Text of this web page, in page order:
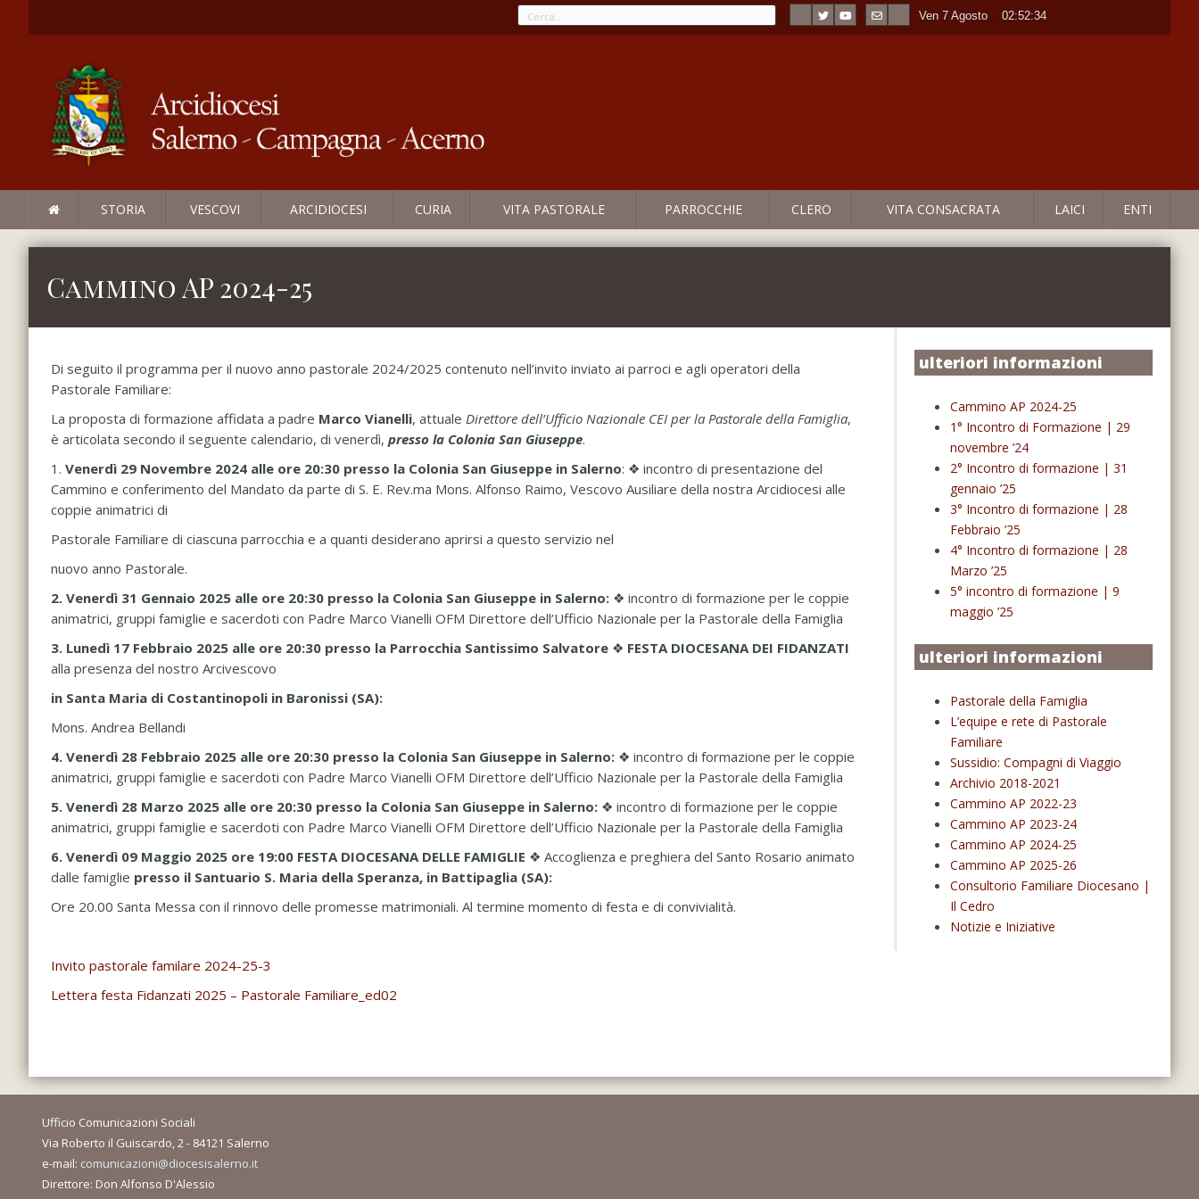
Ven 7 Agosto ----02:52:34
STORIA VESCOVI ARCIDIOCESI CURIA VITA PASTORALE PARROCCHIE CLERO VITA CONSACRATA LAICI ENTI
Cammino AP 2024-25
Di seguito il programma per il nuovo anno pastorale 2024/2025 contenuto nell’invito inviato ai parroci e agli operatori della
Pastorale Familiare:
La proposta di formazione affidata a padre Marco Vianelli, attuale Direttore dell’Ufficio Nazionale CEI per la Pastorale della Famiglia,
è articolata secondo il seguente calendario, di venerdì, presso la Colonia San Giuseppe.
1. Venerdì 29 Novembre 2024 alle ore 20:30 presso la Colonia San Giuseppe in Salerno: ❖ incontro di presentazione del
Cammino e conferimento del Mandato da parte di S. E. Rev.ma Mons. Alfonso Raimo, Vescovo Ausiliare della nostra Arcidiocesi alle
coppie animatrici di
Pastorale Familiare di ciascuna parrocchia e a quanti desiderano aprirsi a questo servizio nel
nuovo anno Pastorale.
2. Venerdì 31 Gennaio 2025 alle ore 20:30 presso la Colonia San Giuseppe in Salerno: ❖ incontro di formazione per le coppie
animatrici, gruppi famiglie e sacerdoti con Padre Marco Vianelli OFM Direttore dell’Ufficio Nazionale per la Pastorale della Famiglia
3. Lunedì 17 Febbraio 2025 alle ore 20:30 presso la Parrocchia Santissimo Salvatore ❖ FESTA DIOCESANA DEI FIDANZATI
alla presenza del nostro Arcivescovo
in Santa Maria di Costantinopoli in Baronissi (SA):
Mons. Andrea Bellandi
4. Venerdì 28 Febbraio 2025 alle ore 20:30 presso la Colonia San Giuseppe in Salerno: ❖ incontro di formazione per le coppie
animatrici, gruppi famiglie e sacerdoti con Padre Marco Vianelli OFM Direttore dell’Ufficio Nazionale per la Pastorale della Famiglia
5. Venerdì 28 Marzo 2025 alle ore 20:30 presso la Colonia San Giuseppe in Salerno: ❖ incontro di formazione per le coppie
animatrici, gruppi famiglie e sacerdoti con Padre Marco Vianelli OFM Direttore dell’Ufficio Nazionale per la Pastorale della Famiglia
6. Venerdì 09 Maggio 2025 ore 19:00 FESTA DIOCESANA DELLE FAMIGLIE ❖ Accoglienza e preghiera del Santo Rosario animato
dalle famiglie presso il Santuario S. Maria della Speranza, in Battipaglia (SA):
Ore 20.00 Santa Messa con il rinnovo delle promesse matrimoniali. Al termine momento di festa e di convivialità.
Invito pastorale familare 2024-25-3
Lettera festa Fidanzati 2025 – Pastorale Familiare_ed02
ulteriori informazioni
Cammino AP 2024-25
1° Incontro di Formazione | 29
novembre ’24
2° Incontro di formazione | 31
gennaio ’25
3° Incontro di formazione | 28
Febbraio ’25
4° Incontro di formazione | 28
Marzo ’25
5° incontro di formazione | 9
maggio ’25
ulteriori informazioni
Pastorale della Famiglia
L’equipe e rete di Pastorale
Familiare
Sussidio: Compagni di Viaggio
Archivio 2018-2021
Cammino AP 2022-23
Cammino AP 2023-24
Cammino AP 2024-25
Cammino AP 2025-26
Consultorio Familiare Diocesano |
Il Cedro
Notizie e Iniziative
Ufficio Comunicazioni Sociali
Via Roberto il Guiscardo, 2 - 84121 Salerno
e-mail: comunicazioni@diocesisalerno.it
Direttore: Don Alfonso D'Alessio